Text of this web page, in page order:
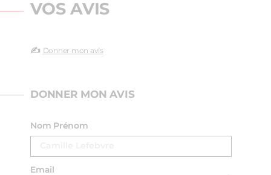
VOS AVIS
✍️ Donner mon avis
DONNER MON AVIS
Nom Prénom
Email